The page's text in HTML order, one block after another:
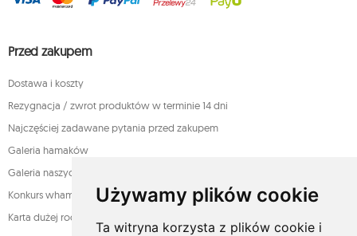
Używamy plików cookie
Ta witryna korzysta z plików cookie i
Przed zakupem
Dostawa i koszty
Rezygnacja / zwrot produktów w terminie 14 dni
Najczęściej zadawane pytania przed zakupem
Galeria hamaków
Galeria naszych klientów
Konkurs whamaku - rozstrzygnięty!
Karta dużej rodziny